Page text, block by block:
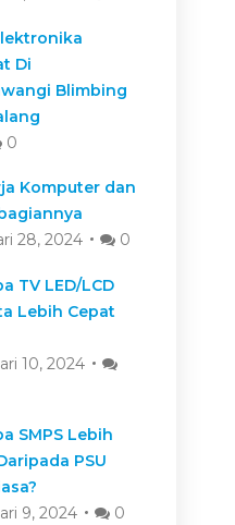
Di
Blimbing
0
Komputer dan
28, 2024
0
TV LED/LCD
Lebih Cepat
10, 2024
SMPS Lebih
PSU
9, 2024
0